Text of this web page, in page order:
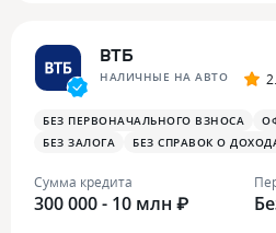
ВТБ
НАЛИЧНЫЕ НА АВТО
БЕЗ ПЕРВОНАЧАЛЬНОГО ВЗНОСА
БЕЗ ЗАЛОГА
БЕЗ СПРАВОК О
Сумма кредита
300 000 - 10 млн ₽